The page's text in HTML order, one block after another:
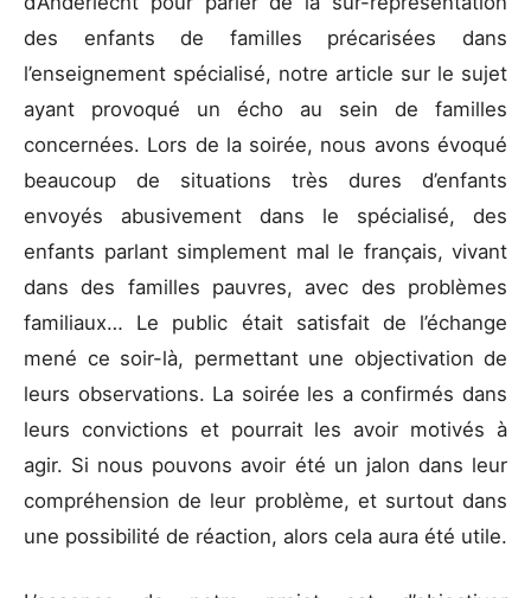
des enfants de familles précarisées dans
l’enseignement spécialisé, notre article sur le sujet
ayant provoqué un écho au sein de familles
concernées. Lors de la soirée, nous avons évoqué
beaucoup de situations très dures d’enfants
envoyés abusivement dans le spécialisé, des
enfants parlant simplement mal le français, vivant
dans des familles pauvres, avec des problèmes
familiaux… Le public était satisfait de l’échange
mené ce soir-là, permettant une objectivation de
leurs observations. La soirée les a confirmés dans
leurs convictions et pourrait les avoir motivés à
agir. Si nous pouvons avoir été un jalon dans leur
compréhension de leur problème, et surtout dans
une possibilité de réaction, alors cela aura été utile.